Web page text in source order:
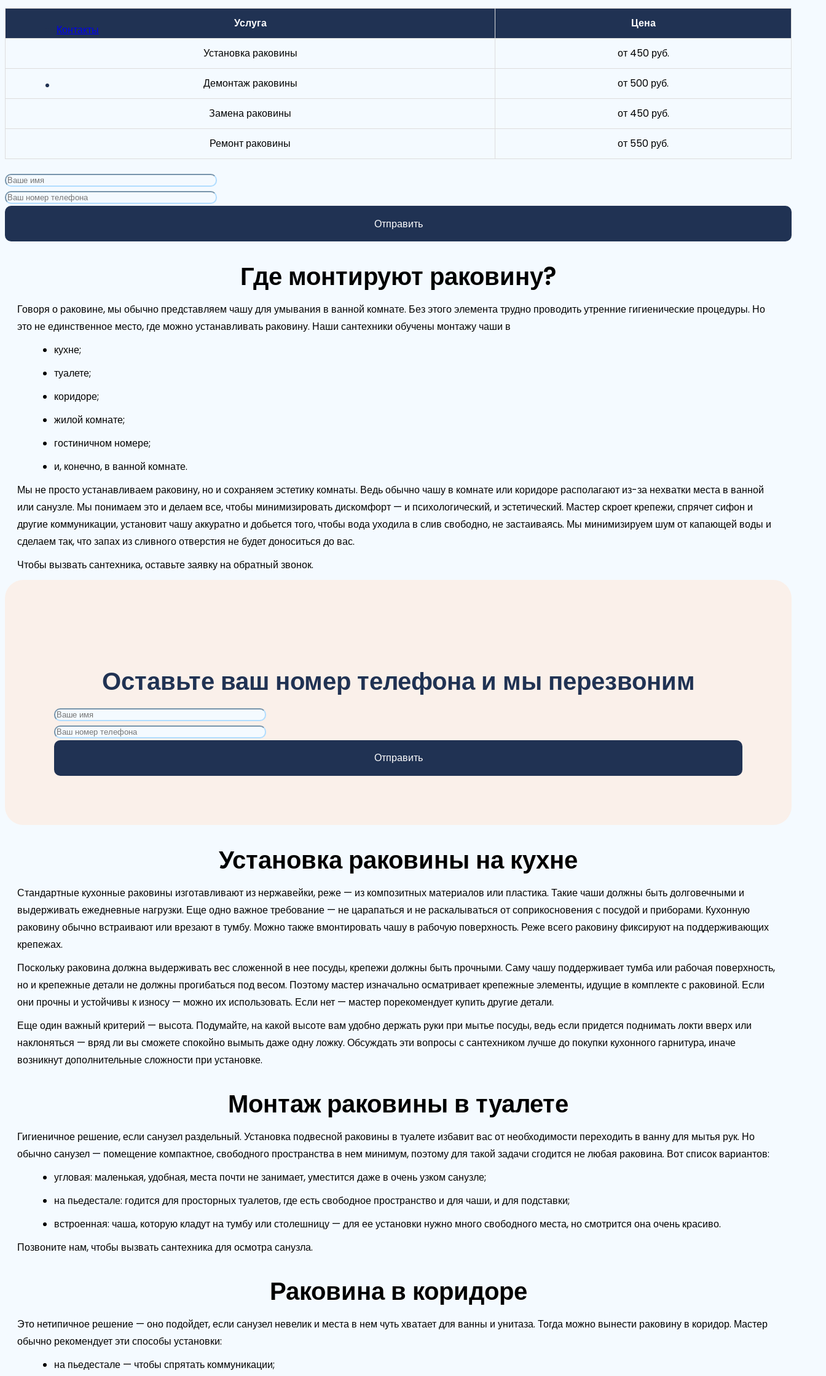
Контакты Услуга Цена
Установка раковины от 450 руб.
Демонтаж раковины от 500 руб.
Замена раковины от 450 руб.
Ремонт раковины от 550 руб.
Где монтируют раковину?
Говоря о раковине, мы обычно представляем чашу для умывания в ванной комнате. Без этого элемента трудно проводить утренние гигиенические процедуры. Но
это не единственное место, где можно устанавливать раковину. Наши сантехники обучены монтажу чаши в
кухне;
туалете;
коридоре;
жилой комнате;
гостиничном номере;
и, конечно, в ванной комнате.
Мы не просто устанавливаем раковину, но и сохраняем эстетику комнаты. Ведь обычно чашу в комнате или коридоре располагают из-за нехватки места в ванной
или санузле. Мы понимаем это и делаем все, чтобы минимизировать дискомфорт — и психологический, и эстетический. Мастер скроет крепежи, спрячет сифон и
другие коммуникации, установит чашу аккуратно и добьется того, чтобы вода уходила в слив свободно, не застаиваясь. Мы минимизируем шум от капающей воды и
сделаем так, что запах из сливного отверстия не будет доноситься до вас.
Чтобы вызвать сантехника, оставьте заявку на обратный звонок.
Оставьте ваш номер телефона и мы перезвоним
Установка раковины на кухне
Стандартные кухонные раковины изготавливают из нержавейки, реже — из композитных материалов или пластика. Такие чаши должны быть долговечными и
выдерживать ежедневные нагрузки. Еще одно важное требование — не царапаться и не раскалываться от соприкосновения с посудой и приборами. Кухонную
раковину обычно встраивают или врезают в тумбу. Можно также вмонтировать чашу в рабочую поверхность. Реже всего раковину фиксируют на поддерживающих
крепежах.
Поскольку раковина должна выдерживать вес сложенной в нее посуды, крепежи должны быть прочными. Саму чашу поддерживает тумба или рабочая поверхность,
но и крепежные детали не должны прогибаться под весом. Поэтому мастер изначально осматривает крепежные элементы, идущие в комплекте с раковиной. Если
они прочны и устойчивы к износу — можно их использовать. Если нет — мастер порекомендует купить другие детали.
Еще один важный критерий — высота. Подумайте, на какой высоте вам удобно держать руки при мытье посуды, ведь если придется поднимать локти вверх или
наклоняться — вряд ли вы сможете спокойно вымыть даже одну ложку. Обсуждать эти вопросы с сантехником лучше до покупки кухонного гарнитура, иначе
возникнут дополнительные сложности при установке.
Монтаж раковины в туалете
Гигиеничное решение, если санузел раздельный. Установка подвесной раковины в туалете избавит вас от необходимости переходить в ванну для мытья рук. Но
обычно санузел — помещение компактное, свободного пространства в нем минимум, поэтому для такой задачи сгодится не любая раковина. Вот список вариантов:
угловая: маленькая, удобная, места почти не занимает, уместится даже в очень узком санузле;
на пьедестале: годится для просторных туалетов, где есть свободное пространство и для чаши, и для подставки;
встроенная: чаша, которую кладут на тумбу или столешницу — для ее установки нужно много свободного места, но смотрится она очень красиво.
Позвоните нам, чтобы вызвать сантехника для осмотра санузла.
Раковина в коридоре
Это нетипичное решение — оно подойдет, если санузел невелик и места в нем чуть хватает для ванны и унитаза. Тогда можно вынести раковину в коридор. Мастер
обычно рекомендует эти способы установки:
на пьедестале — чтобы спрятать коммуникации;